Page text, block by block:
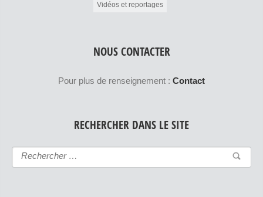
Vidéos et reportages
NOUS CONTACTER
Pour plus de renseignement : Contact
RECHERCHER DANS LE SITE